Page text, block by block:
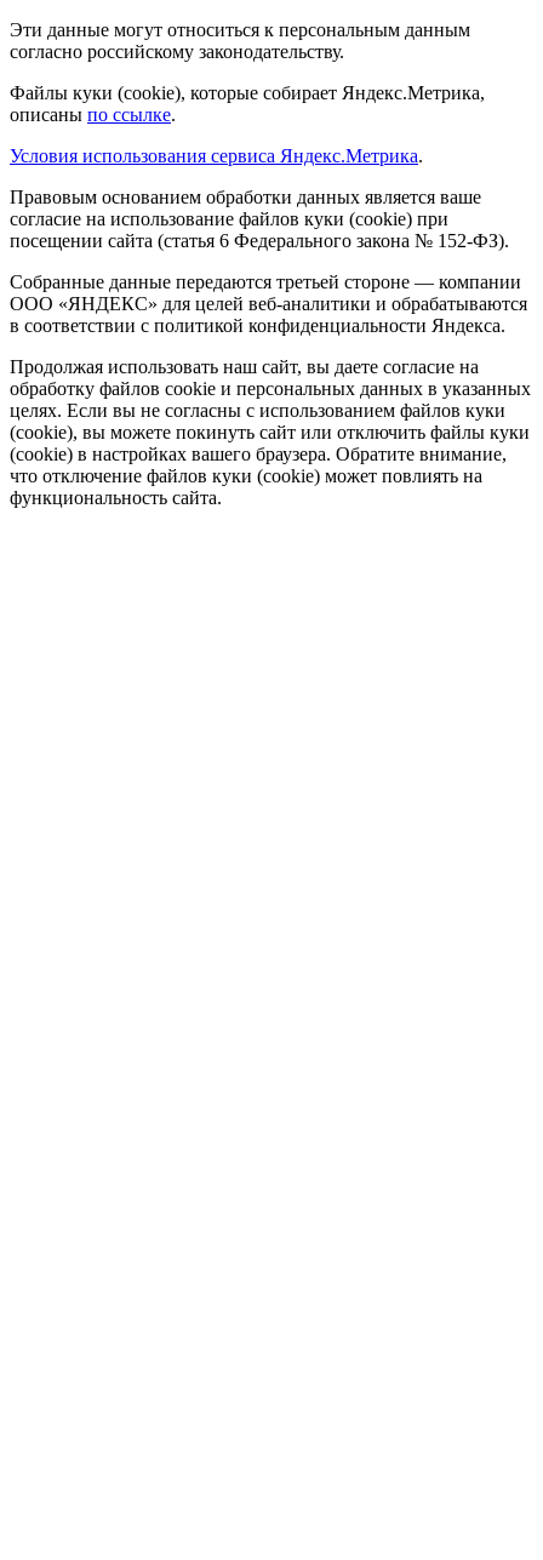
Эти данные могут относиться к персональным данным
согласно российскому законодательству.
Файлы куки (cookie), которые собирает Яндекс.Метрика,
описаны по ссылке.
Условия использования сервиса Яндекс.Метрика.
Правовым основанием обработки данных является ваше
согласие на использование файлов куки (cookie) при
посещении сайта (статья 6 Федерального закона № 152-ФЗ).
Собранные данные передаются третьей стороне — компании
ООО «ЯНДЕКС» для целей веб-аналитики и обрабатываются
в соответствии с политикой конфиденциальности Яндекса.
Продолжая использовать наш сайт, вы даете согласие на
обработку файлов cookie и персональных данных в указанных
целях. Если вы не согласны с использованием файлов куки
(cookie), вы можете покинуть сайт или отключить файлы куки
(cookie) в настройках вашего браузера. Обратите внимание,
что отключение файлов куки (cookie) может повлиять на
функциональность сайта.